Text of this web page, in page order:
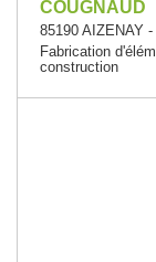
COUGNAUD
85190 AIZENAY
Fabrication
construction